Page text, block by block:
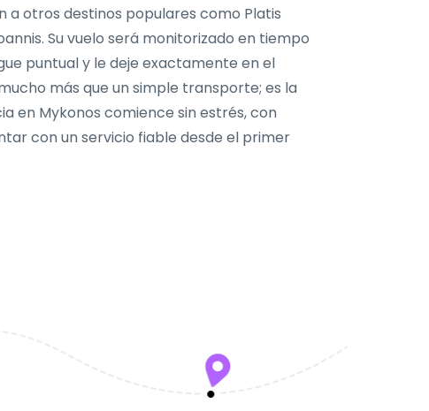
a otros destinos populares como Platis
Su vuelo será monitorizado en tiempo
puntual y le deje exactamente en el
más que un simple transporte; es la
en Mykonos comience sin estrés, con
con un servicio fiable desde el primer